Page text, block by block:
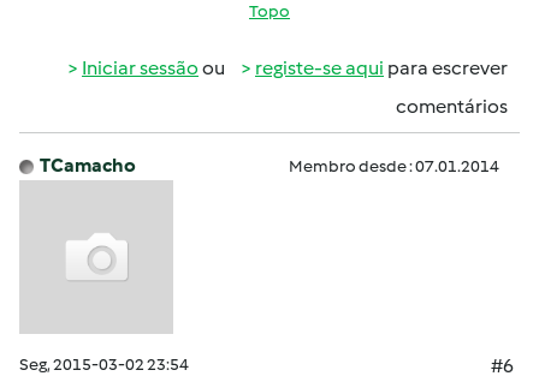
Topo
Iniciar sessão ou registe-se aqui para escrever
comentários
TCamacho Membro desde : 07.01.2014
Seg, 2015-03-02 23:54
#6